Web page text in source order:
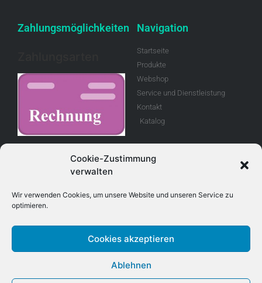
Cookie-Zustimmung
verwalten
Wir verwenden Cookies, um unsere Website und unseren Service zu
optimieren.
Cookies akzeptieren
Ablehnen
Zahlungsmöglichkeiten
Geschäftsbedingungen
Retouren
Navigation
Startseite
Produkte
Webshop
Service und Dienstleistung
Kontakt
Katalog
Adresse
Treboux Fahrzeug - Technik AG
Kontakt